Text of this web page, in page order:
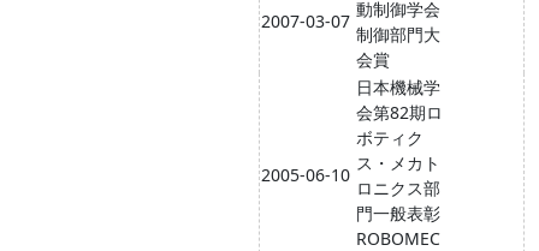
2007-03-07
動制御学会
制御部門大
会賞
2005-06-10
日本機械学
会第82期ロ
ボティク
ス・メカト
ロニクス部
門一般表彰
ROBOMEC